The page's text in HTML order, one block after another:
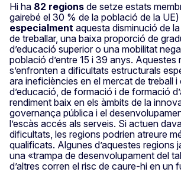
Hi ha 82 regions de setze estats
gairebé el 30 % de la població de la
especialment aquesta disminució de
de treballar, una baixa proporció de
d’educació superior o una mobilitat
població d’entre 15 i 39 anys. Aquestes
s’enfronten a dificultats estructurals
ara ineficiències en el mercat de treball i
d’educació, de formació i de formació
rendiment baix en els àmbits de la
governança pública i el
l’escàs accés als serveis. Si actuen
dificultats, les regions podrien atreure
qualificats. Algunes d’aquestes regions
una «trampa de desenvolupament del
d’altres corren el risc de caure-hi en un